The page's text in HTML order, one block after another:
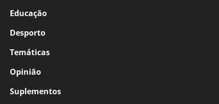
Educação
Desporto
Temáticas
Opinião
Suplementos